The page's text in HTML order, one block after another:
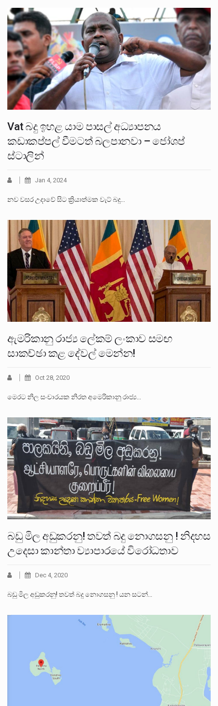
Vat බදු ඉහළ යාම පාසල් අධ්‍යාපනය
කඩාකප්පල් වීමටත් බලපානවා – ජෝශප්
ස්ටාලින්
Jan 4, 2024
නව වසර උදාවේ සිට ක්‍රියාත්මක වැට් බදු…
ඇමරිකානු රාජ්‍ය ලේකම් ලංකාව සමඟ
සාකච්ඡා කළ දේවල් මෙන්න!
Oct 28, 2020
මෙරට නිල සංචාරයක නිරත අමෙරිකානු රාජ්‍ය…
බඩු මිල අඩුකරනු! තවත් බදු නොගසනු ! නිදහස
උදෙසා කාන්තා ව්‍යාපාරයේ විරෝධතාව
Dec 4, 2020
බඩු මිල අඩුකරනු! තවත් බදු නොගසනු ! යන සටන්…